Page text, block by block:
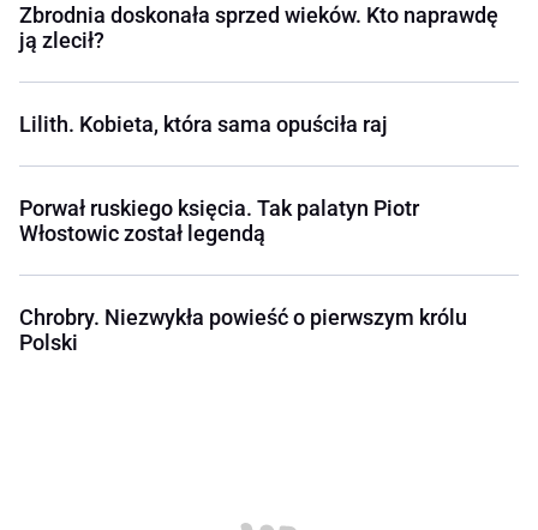
Zbrodnia doskonała sprzed wieków. Kto naprawdę
ją zlecił?
Lilith. Kobieta, która sama opuściła raj
Porwał ruskiego księcia. Tak palatyn Piotr
Włostowic został legendą
Chrobry. Niezwykła powieść o pierwszym królu
Polski